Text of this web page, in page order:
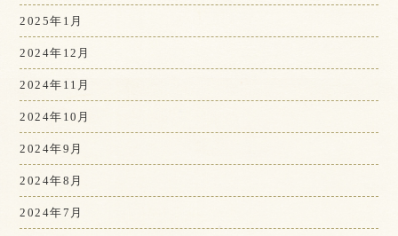
2025年1月
2024年12月
2024年11月
2024年10月
2024年9月
2024年8月
2024年7月